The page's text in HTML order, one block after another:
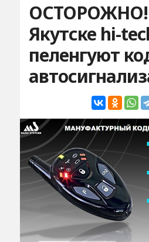
Якутске hi-
пеленгуют